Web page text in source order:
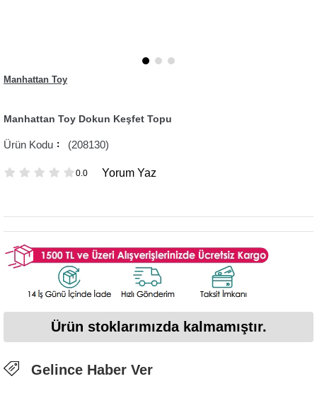
Manhattan Toy
Manhattan Toy Dokun Keşfet Topu
(208130)
0.0 Yorum Yaz
Ürün stoklarımızda kalmamıştır.
Gelince Haber Ver